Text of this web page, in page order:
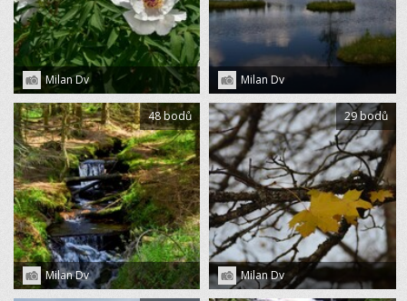
Milan Dv Milan Dv
Milan Dv
48 bodů
Milan Dv
29 bodů